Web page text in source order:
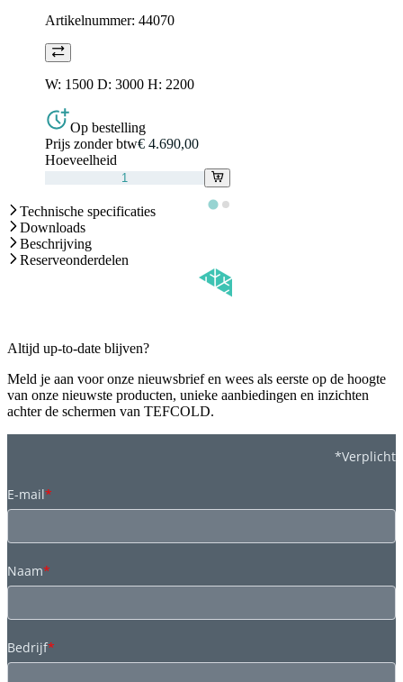
Artikelnummer: 44070
W: 1500 D: 3000 H: 2200
Op bestelling
Prijs zonder btw€ 4.690,00
Hoeveelheid
Technische specificaties
Downloads
Beschrijving
Reserveonderdelen
Altijd up-to-date blijven?
Meld je aan voor onze nieuwsbrief en wees als eerste op de hoogte
van onze nieuwste producten, unieke aanbiedingen en inzichten
achter de schermen van TEFCOLD.
*Verplicht
E-mail*
Naam*
Bedrijf*